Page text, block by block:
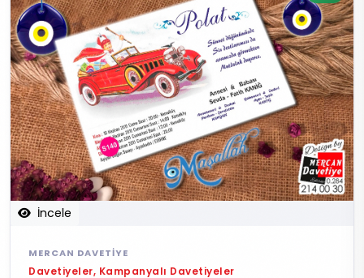
İncele
MERCAN DAVETIYE
Davetiyeler, Kampanyalı Davetiyeler